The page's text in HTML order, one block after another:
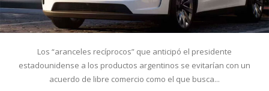
Los “aranceles recíprocos” que anticipó el presidente
estadounidense a los productos argentinos se evitarían con un
acuerdo de libre comercio como el que busca...